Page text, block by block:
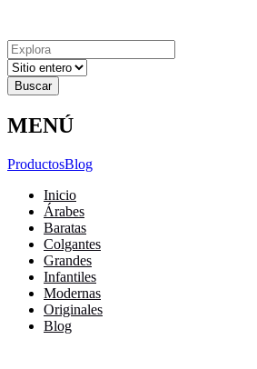
Resultados
para
MENÚ
ProductosBlog
Inicio
Árabes
Baratas
Colgantes
Grandes
Infantiles
Modernas
Originales
Blog